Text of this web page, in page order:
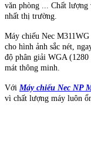
văn phòng ... Chất lượng
nhất thị trường.
Máy chiếu Nec
cho hình ảnh sắc nét,
độ phân giải WGA
mát thông minh.
Với Máy chiếu Nec NP
vì chất lượng máy luôn